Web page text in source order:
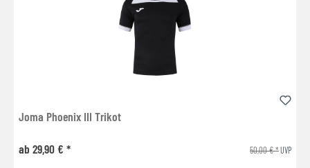
Joma Phoenix III Trikot
ab 29,90 € * 50,00 € *UVP